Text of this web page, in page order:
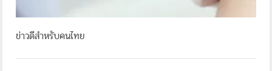
ข่าวดีสำหรับคนไทย